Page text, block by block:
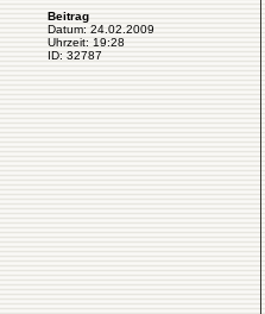
Beitrag
Datum: 24.02.2009
Uhrzeit: 19:28
ID: 32787